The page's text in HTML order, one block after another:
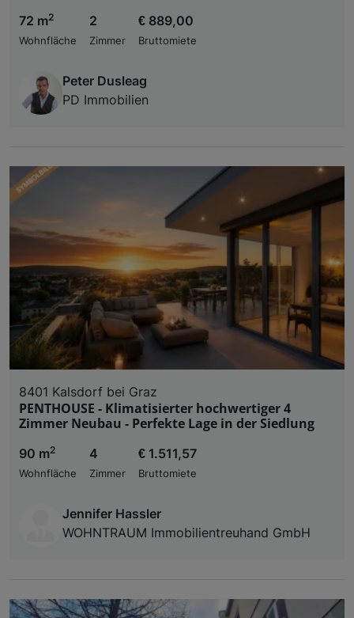
72 m2
Wohnfläche
2
Zimmer
€ 889,00
Bruttomiete
Peter Dusleag
PD Immobilien
8401 Kalsdorf bei Graz
PENTHOUSE - Klimatisierter hochwertiger 4
Zimmer Neubau - Perfekte Lage in der Siedlung
90 m2
Wohnfläche
4
Zimmer
€ 1.511,57
Bruttomiete
Jennifer Hassler
WOHNTRAUM Immobilientreuhand GmbH